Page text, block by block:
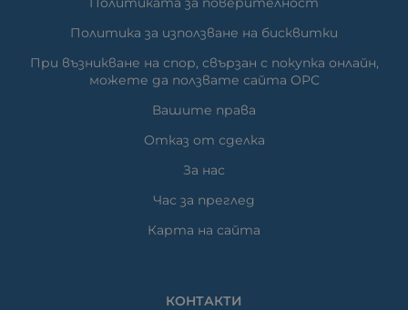
Политика за използване на бисквитки
При възникване на спор, свързан с покупка онлайн,
можете да ползвате сайта ОРС
Вашите права
Отказ от сделка
За нас
Час за преглед
Карта на сайта
КОНТАКТИ